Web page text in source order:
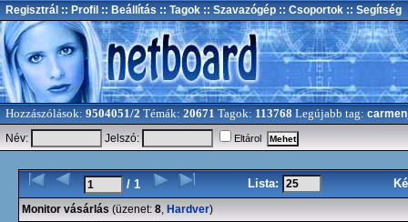
Regisztrál :: Profil :: Beállítás :: Tagok :: Szavazógép :: Csoportok :: Segítség
Hozzászólások: 9504051/2 Témák: 20671 Tagok: 113768 Legújabb tag:
Név:
Jelszó: Eltárol
/ 1 Lista:
Monitor vásárlás (üzenet: 8, Hardver)